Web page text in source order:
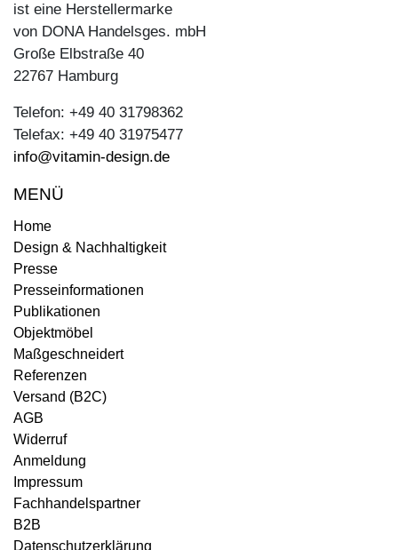
ist eine Herstellermarke
von DONA Handelsges. mbH
Große Elbstraße 40
22767 Hamburg
Telefon: +49 40 31798362
Telefax: +49 40 31975477
info@vitamin-design.de
MENÜ
Home
Design & Nachhaltigkeit
Presse
Presseinformationen
Publikationen
Objektmöbel
Maßgeschneidert
Referenzen
Versand (B2C)
AGB
Widerruf
Anmeldung
Impressum
Fachhandelspartner
B2B
Datenschutzerklärung